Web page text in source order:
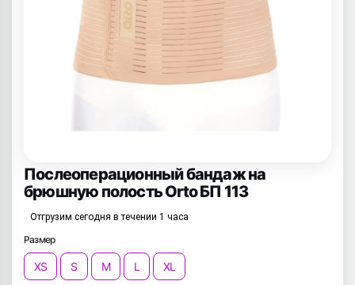
Послеоперационный бандаж на
брюшную полость Orto БП 113
Отгрузим сегодня в течении 1 часа
Размер
XS S M L XL